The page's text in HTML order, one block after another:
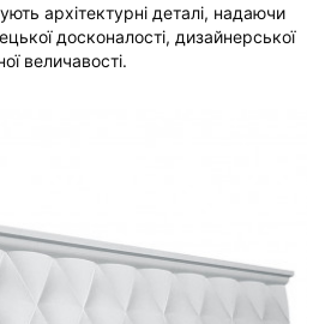
архітектурні деталі, надаючи
досконалості, дизайнерської
величавості.